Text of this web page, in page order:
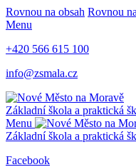
Rovnou na obsah Rovnou
Menu
+420 566 615 100
info@zsmala.cz
Základní škola a praktická
Menu
Základní škola a praktická
Facebook